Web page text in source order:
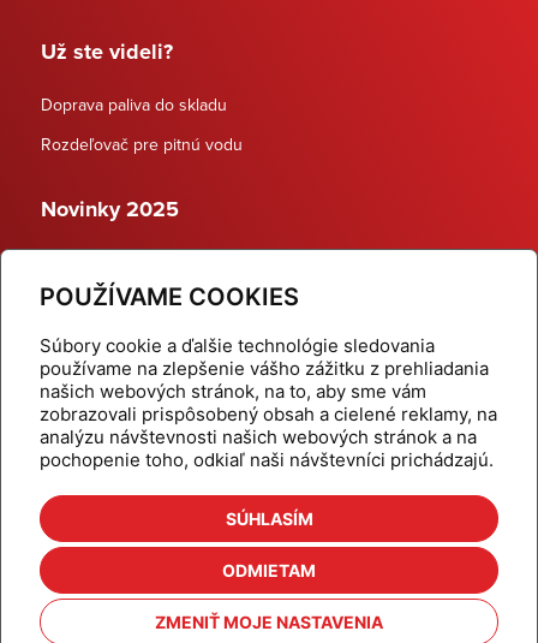
POUŽÍVAME COOKIES
Súbory cookie a ďalšie technológie sledovania
používame na zlepšenie vášho zážitku z prehliadania
našich webových stránok, na to, aby sme vám
zobrazovali prispôsobený obsah a cielené reklamy, na
analýzu návštevnosti našich webových stránok a na
pochopenie toho, odkiaľ naši návštevníci prichádzajú.
SÚHLASÍM
ODMIETAM
ZMENIŤ MOJE NASTAVENIA
Už ste videli?
Doprava paliva do skladu
Rozdeľovač pre pitnú vodu
Novinky 2025
Dynamické termostatické ventily
Domov
Produkty
Aktuality
Odber šikovné tipy
Kalkulačky
Cenníky
Na stiahnutie
Referencie
Kontakt